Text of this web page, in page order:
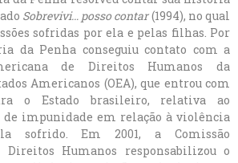
Sobrevivi… posso contar(1994), no qual
sofridas por ela e pelas filhas. Por
da Penha conseguiu contato com a
de Direitos Humanos da
Americanos (OEA), que entrou com
o Estado brasileiro, relativa ao
de impunidade em relação à violência
sofrido. Em 2001, a Comissão
Humanos responsabilizou o